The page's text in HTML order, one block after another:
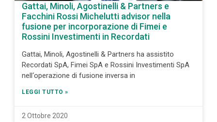
Gattai, Minoli, Agostinelli & Partners e
Facchini Rossi Michelutti advisor nella
fusione per incorporazione di Fimei e
Rossini Investimenti in Recordati
Gattai, Minoli, Agostinelli & Partners ha assistito
Recordati SpA, Fimei SpA e Rossini Investimenti SpA
nell‘operazione di fusione inversa in
LEGGI TUTTO »
2 Ottobre 2020